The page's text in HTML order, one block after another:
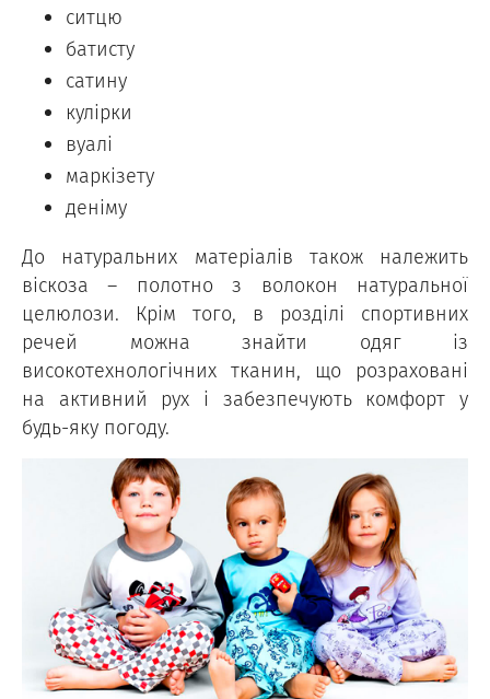
ситцю
батисту
сатину
кулірки
вуалі
маркізету
деніму
До натуральних матеріалів також належить
віскоза – полотно з волокон натуральної
целюлози. Крім того, в розділі спортивних
речей можна знайти одяг із
високотехнологічних тканин, що розраховані
на активний рух і забезпечують комфорт у
будь-яку погоду.